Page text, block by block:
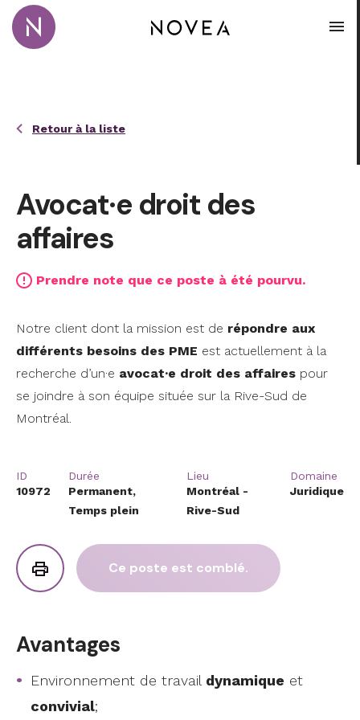
Passer au contenu principal
Retour à la liste
Avocat·e droit des
affaires
Prendre note que ce poste à été pourvu.
Notre client dont la mission est de répondre aux
différents besoins des PME est actuellement à la
recherche d’un·e avocat·e droit des affaires pour
se joindre à son équipe située sur la Rive-Sud de
Montréal.
ID
10972
Durée
Permanent,
Temps plein
Lieu
Montréal -
Rive-Sud
Domaine
Juridique
Ce poste est comblé.
Avantages
Environnement de travail dynamique et
convivial;